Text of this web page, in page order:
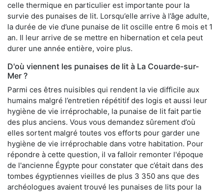
celle thermique en particulier est importante pour la
survie des punaises de lit. Lorsqu’elle arrive à l’âge adulte,
la durée de vie d’une punaise de lit oscille entre 6 mois et 1
an. Il leur arrive de se mettre en hibernation et cela peut
durer une année entière, voire plus.
D'où viennent les punaises de lit à La Couarde-sur-
Mer ?
Parmi ces êtres nuisibles qui rendent la vie difficile aux
humains malgré l’entretien répétitif des logis et aussi leur
hygiène de vie irréprochable, la punaise de lit fait partie
des plus anciens. Vous vous demandez sûrement d’où
elles sortent malgré toutes vos efforts pour garder une
hygiène de vie irréprochable dans votre habitation. Pour
répondre à cette question, il va falloir remonter l'époque
de l'ancienne Égypte pour constater que c’était dans des
tombes égyptiennes vieilles de plus 3 350 ans que des
archéologues avaient trouvé les punaises de lits pour la